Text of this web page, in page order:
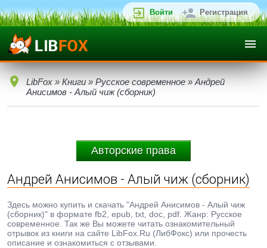
Войти Регистрация
LibFox » Книги » Русское современное » Андрей
Анисимов - Алый чиж (сборник)
Авторские права
Андрей Анисимов - Алый чиж (сборник)
Здесь можно купить и скачать "Андрей Анисимов - Алый чиж
(сборник)" в формате fb2, epub, txt, doc, pdf. Жанр: Русское
современное. Так же Вы можете читать ознакомительный
отрывок из книги на сайте LibFox.Ru (ЛибФокс) или прочесть
описание и ознакомиться с отзывами.